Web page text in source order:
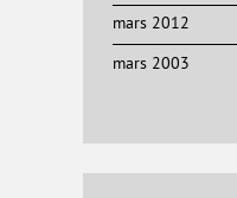
mars 2012
mars 2003